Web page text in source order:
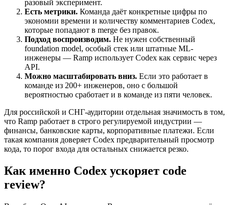
разовый эксперимент.
Есть метрики. Команда даёт конкретные цифры по
экономии времени и количеству комментариев Codex,
которые попадают в merge без правок.
Подход воспроизводим. Не нужен собственный
foundation model, особый стек или штатные ML-
инженеры — Ramp использует Codex как сервис через
API.
Можно масштабировать вниз. Если это работает в
команде из 200+ инженеров, оно с большой
вероятностью сработает и в команде из пяти человек.
Для российской и СНГ-аудитории отдельная значимость в том,
что Ramp работает в строго регулируемой индустрии —
финансы, банковские карты, корпоративные платежи. Если
такая компания доверяет Codex предварительный просмотр
кода, то порог входа для остальных снижается резко.
Как именно Codex ускоряет code
review?